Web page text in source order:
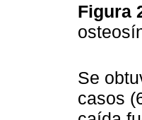
Figura
Se
casos